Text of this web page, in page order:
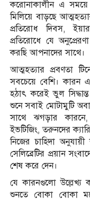
করোনাকালীন এ সময়ে
মিলিয়ে বাড়ছে
প্রতিরোধ দিবস,
প্রতিরোধে যে
করছি আপনাদের সাথে।
আত্মহত্যার প্রবণতা
সবচেয়ে বেশি। কারন
হঠাৎ করেই ভুল
শুনে সবাই মোটামুটি
সাথে ঝগড়ার কারনে,
ইভটিজিং, তরুনদের
নিজের চাহিদা
সেলিব্রেটির প্রয়ান
শেষ করে দেন।
যে কারনগুলো
শুনতে বোকা বোকা